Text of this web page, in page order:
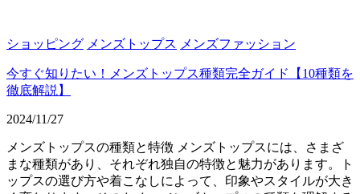
ショッピング メンズトップス メンズファッション
今すぐ知りたい！メンズトップス種類完全ガイド【10種類を
徹底解説】
2024/11/27
メンズトップスの種類と特徴 メンズトップスには、さまざ
まな種類があり、それぞれ独自の特徴と魅力があります。ト
ップスの選び方や着こなしによって、印象やスタイルが大き